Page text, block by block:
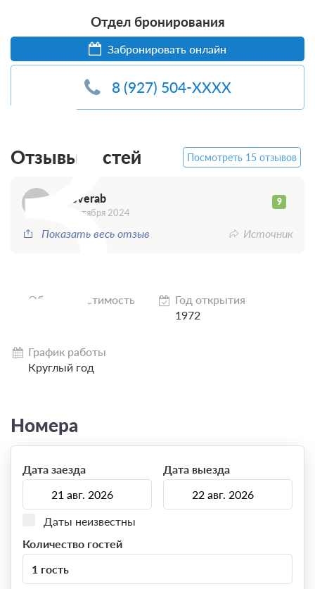
Отдел бронирования
Забронировать онлайн
8 (927) 504-XXXX
Отзывы гостей Посмотреть 15 отзывов
353verab 9
13 октября 2024
Показать весь отзыв Источник
Общая вместимость
Год открытия
1972
График работы
Круглый год
Номера
Дата заезда Дата выезда
Даты неизвестны
Количество гостей
1 гость